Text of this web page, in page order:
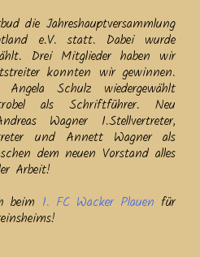
die Jahreshauptversammlung
e.V. statt. Dabei wurde
Drei Mitglieder haben wir
konnten wir gewinnen.
Schulz wiedergewählt
als Schriftführer. Neu
Wagner 1.Stellvertreter,
und Annett Wagner als
dem neuen Vorstand alles
Arbeit!
beim 1. FC Wacker Plauen für